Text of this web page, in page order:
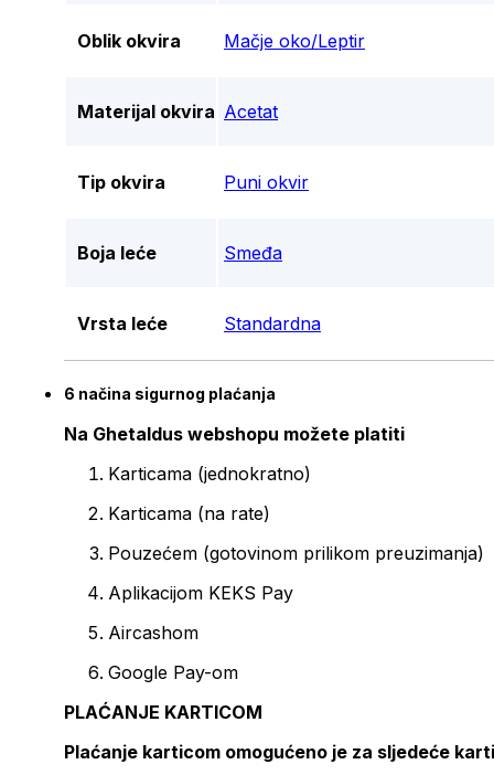
Oblik okvira Mačje oko/Leptir
Materijal okvira Acetat
Tip okvira Puni okvir
Boja leće Smeđa
Vrsta leće Standardna
6 načina sigurnog plaćanja
Na Ghetaldus webshopu možete platiti
Karticama (jednokratno)
Karticama (na rate)
Pouzećem (gotovinom prilikom preuzimanja)
Aplikacijom KEKS Pay
Aircashom
Google Pay-om
PLAĆANJE KARTICOM
Plaćanje karticom omogućeno je za sljedeće